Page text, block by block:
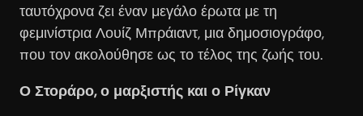
ταυτόχρονα ζει έναν μεγάλο έρωτα με τη
φεμινίστρια Λουίζ Μπράιαντ, μια δημοσιογράφο,
που τον ακολούθησε ως το τέλος της ζωής του.
Ο Στοράρο, ο μαρξιστής και ο Ρίγκαν